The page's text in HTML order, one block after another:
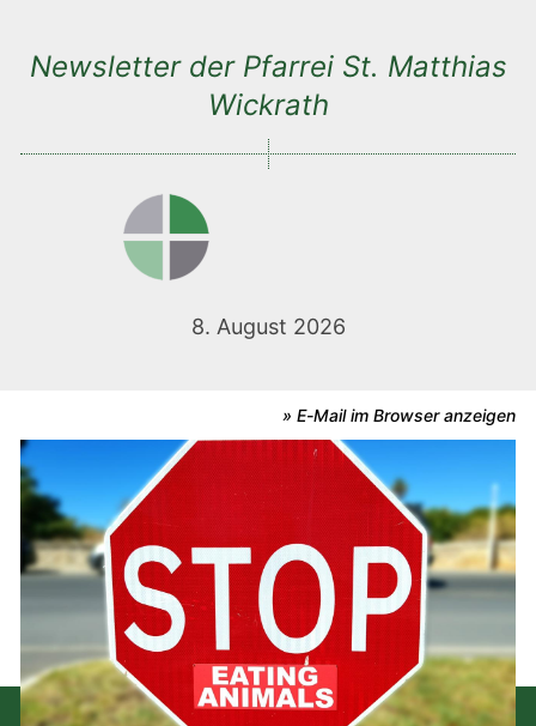
Newsletter der Pfarrei St. Matthias
Wickrath
8. August 2026
» E-Mail im Browser anzeigen